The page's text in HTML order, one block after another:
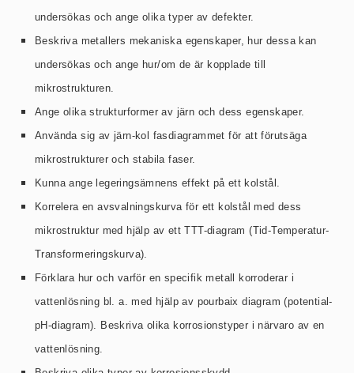
undersökas och ange olika typer av defekter.
Beskriva metallers mekaniska egenskaper, hur dessa kan
undersökas och ange hur/om de är kopplade till
mikrostrukturen.
Ange olika strukturformer av järn och dess egenskaper.
Använda sig av järn-kol fasdiagrammet för att förutsäga
mikrostrukturer och stabila faser.
Kunna ange legeringsämnens effekt på ett kolstål.
Korrelera en avsvalningskurva för ett kolstål med dess
mikrostruktur med hjälp av ett TTT-diagram (Tid-Temperatur-
Transformeringskurva).
Förklara hur och varför en specifik metall korroderar i
vattenlösning bl. a. med hjälp av pourbaix diagram (potential-
pH-diagram). Beskriva olika korrosionstyper i närvaro av en
vattenlösning.